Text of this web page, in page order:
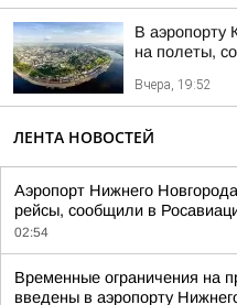
В аэропорту
на полеты,
Вчера, 19:52
ЛЕНТА НОВОСТЕЙ
Аэропорт Нижнего
рейсы, сообщили в
02:54
Временные ограничения на
введены в аэропорту